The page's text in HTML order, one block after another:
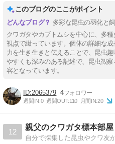
このブログのここがポイント
多彩な昆虫の羽化と
クワガタやカブトムシを中心に、多
視点で綴っています。個体の詳細な
力を生き生きと伝えることで、昆虫
やすくも深みのある記述で、昆虫観
容となっています。
2065379 4
週間IN:0 週間OUT:110 月間IN:20
12
親父のクワガタ標本部屋